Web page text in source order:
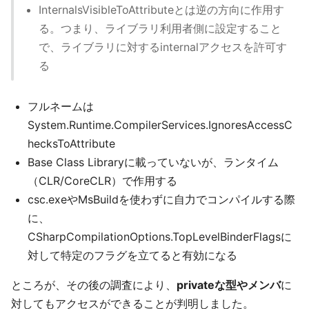
InternalsVisibleToAttributeとは逆の方向に作用す
る。つまり、ライブラリ利用者側に設定すること
で、ライブラリに対するinternalアクセスを許可す
る
フルネームは
System.Runtime.CompilerServices.IgnoresAccessC
hecksToAttribute
Base Class Libraryに載っていないが、ランタイム
（CLR/CoreCLR）で作用する
csc.exeやMsBuildを使わずに自力でコンパイルする際
に、
CSharpCompilationOptions.TopLevelBinderFlagsに
対して特定のフラグを立てると有効になる
ところが、その後の調査により、 privateな型やメンバに
対してもアクセスができることが判明しました。